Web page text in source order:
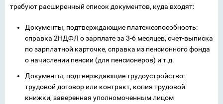
требуют расширенный список документов, куда входят:
Документы, подтверждающие платежеспособность:
справка 2НДФЛ о зарплате за 3-6 месяцев, счет-выписка
по зарплатной карточке, справка из пенсионного фонда
о начислении пенсии (для пенсионеров) и т.д.
Документы, подтверждающие трудоустройство:
трудовой договор или контракт, копия трудовой
книжки, заверенная уполномоченным лицом